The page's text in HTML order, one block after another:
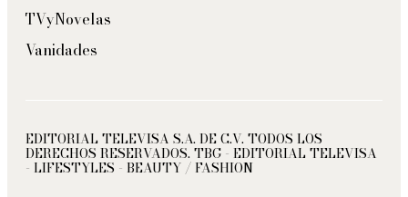
TVyNovelas
Vanidades
EDITORIAL TELEVISA S.A. DE C.V. TODOS LOS
DERECHOS RESERVADOS. TBG - EDITORIAL TELEVISA
- LIFESTYLES - BEAUTY / FASHION